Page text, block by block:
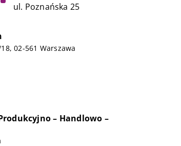
ul. Poznańska 25
02-561 Warszawa
– Handlowo –